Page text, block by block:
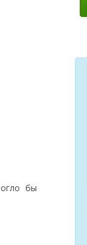
бы